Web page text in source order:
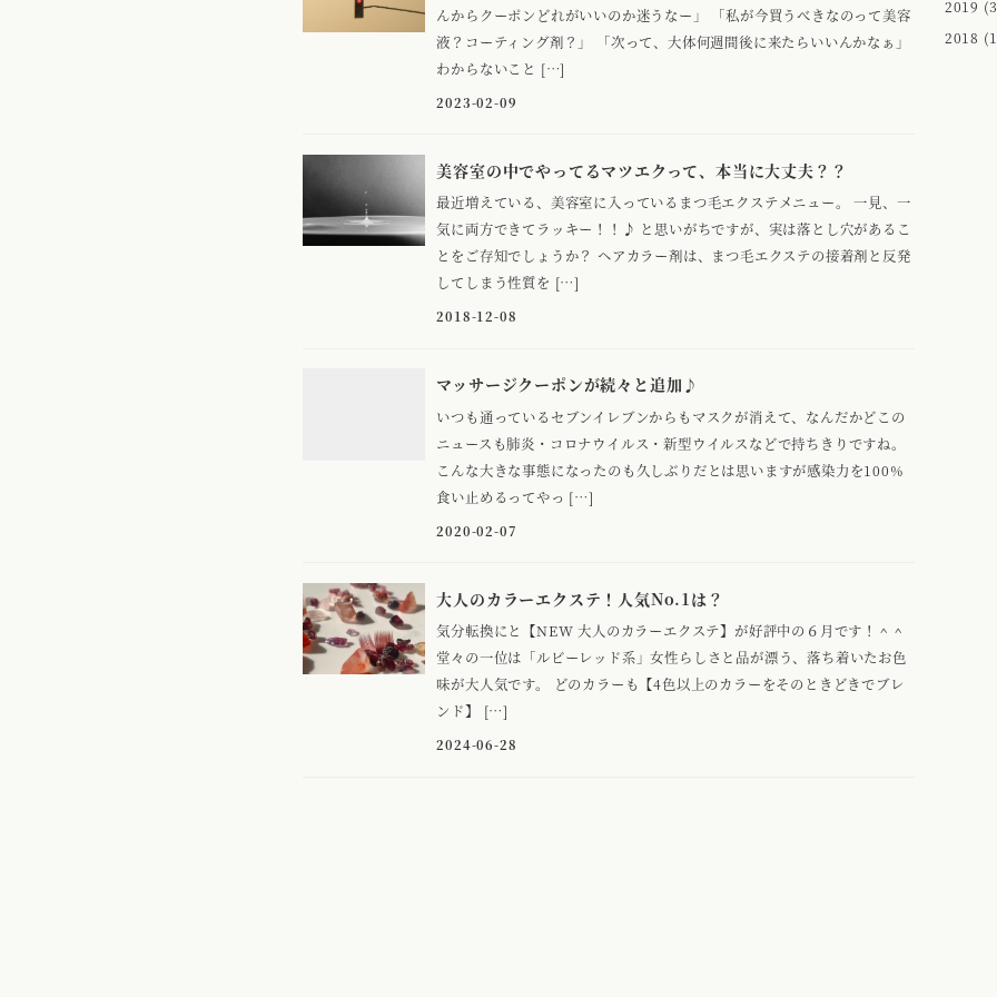
んからクーポンどれがいいのか迷うなー」 「私が今買うべきなのって美容
液？コーティング剤？」 「次って、大体何週間後に来たらいいんかなぁ」
わからないこと […]
2023-02-09
美容室の中でやってるマツエクって、本当に大丈夫？？
最近増えている、美容室に入っているまつ毛エクステメニュー。 一見、一
気に両方できてラッキー！！♪ と思いがちですが、実は落とし穴があるこ
とをご存知でしょうか？ ヘアカラー剤は、まつ毛エクステの接着剤と反発
してしまう性質を […]
2018-12-08
マッサージクーポンが続々と追加♪
いつも通っているセブンイレブンからもマスクが消えて、なんだかどこの
ニュースも肺炎・コロナウイルス・新型ウイルスなどで持ちきりですね。
こんな大きな事態になったのも久しぶりだとは思いますが感染力を100%
食い止めるってやっ […]
2020-02-07
大人のカラーエクステ！人気No.1は？
気分転換にと【NEW 大人のカラーエクステ】が好評中の６月です！＾＾
堂々の一位は「ルビーレッド系」女性らしさと品が漂う、落ち着いたお色
味が大人気です。 どのカラーも【4色以上のカラーをそのときどきでブレ
ンド】 […]
2024-06-28
2019
2018